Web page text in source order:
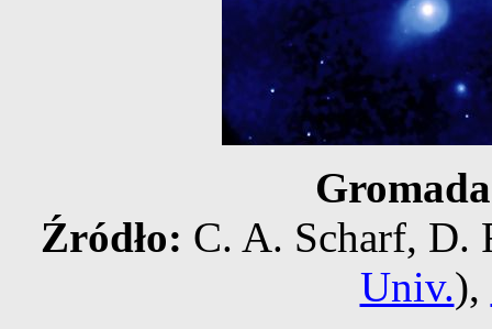
Źródło: C. A. Scharf, D.
Univ.),